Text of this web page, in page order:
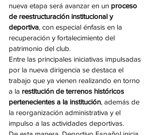
nueva etapa será avanzar en un proceso
de reestructuración institucional y
deportiva, con especial énfasis en la
recuperación y fortalecimiento del
patrimonio del club.
Entre las principales iniciativas impulsadas
por la nueva dirigencia se destaca el
trabajo que ya vienen realizando en torno
a la restitución de terrenos históricos
pertenecientes a la institución, además de
la reorganización administrativa y el
impulso a las actividades deportivas.